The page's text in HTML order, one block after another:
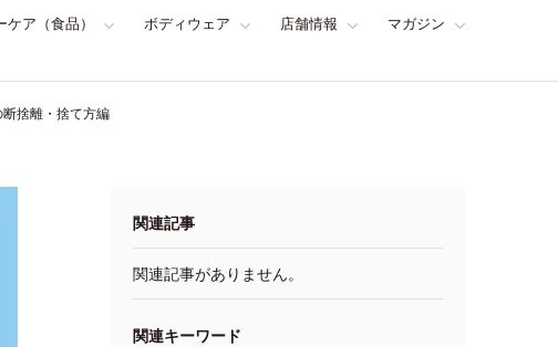
ケア（食品） ボディウェア 店舗情報 マガジン
捨離・捨て方編
関連記事
関連記事がありません。
関連キーワード